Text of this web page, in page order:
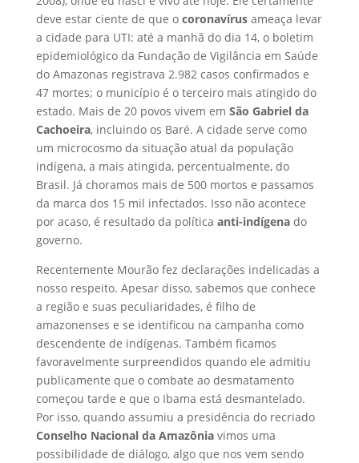
deve estar ciente de que o coronavírusameaça levar
a cidade para UTI: até a manhã do dia 14, o boletim
epidemiológico da Fundação de Vigilância em Saúde
do Amazonas registrava 2.982 casos confirmados e
47 mortes; o município é o terceiro mais atingido do
estado. Mais de 20 povos vivem em São Gabriel da
Cachoeira, incluindo os Baré. A cidade serve como
um microcosmo da situação atual da população
indígena, a mais atingida, percentualmente, do
Brasil. Já choramos mais de 500 mortos e passamos
da marca dos 15 mil infectados. Isso não acontece
por acaso, é resultado da política anti-indígenado
governo.
Recentemente Mourão fez declarações indelicadas a
nosso respeito. Apesar disso, sabemos que conhece
a região e suas peculiaridades, é filho de
amazonenses e se identificou na campanha como
descendente de indígenas. Também ficamos
favoravelmente surpreendidos quando ele admitiu
publicamente que o combate ao desmatamento
começou tarde e que o Ibama está desmantelado.
Por isso, quando assumiu a presidência do recriado
Conselho Nacional da Amazôniavimos uma
possibilidade de diálogo, algo que nos vem sendo